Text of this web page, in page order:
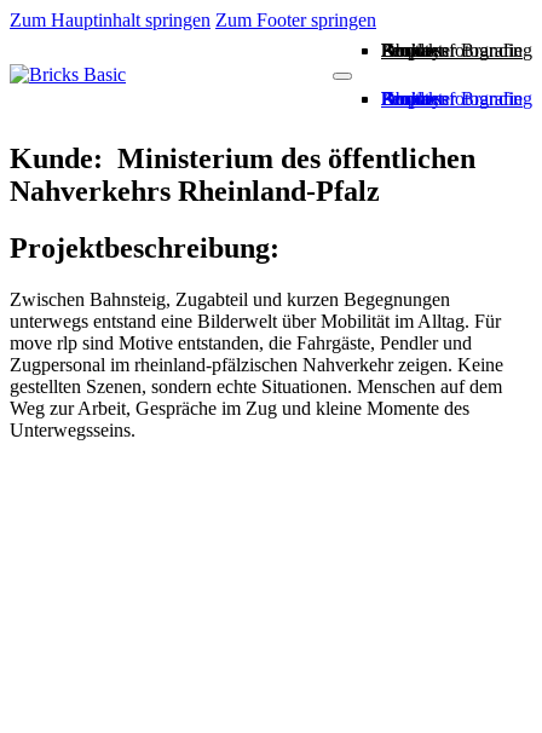
Zum Hauptinhalt springen Zum Footer springen
Employer Branding
People
Business
Drohnenfotografie
About
Kontakt
Employer Branding
People
Business
Drohnenfotografie
About
Kontakt
Kunde: Ministerium des öffentlichen
Nahverkehrs Rheinland-Pfalz
Projektbeschreibung:
Zwischen Bahnsteig, Zugabteil und kurzen Begegnungen
unterwegs entstand eine Bilderwelt über Mobilität im Alltag. Für
move rlp sind Motive entstanden, die Fahrgäste, Pendler und
Zugpersonal im rheinland-pfälzischen Nahverkehr zeigen. Keine
gestellten Szenen, sondern echte Situationen. Menschen auf dem
Weg zur Arbeit, Gespräche im Zug und kleine Momente des
Unterwegsseins.